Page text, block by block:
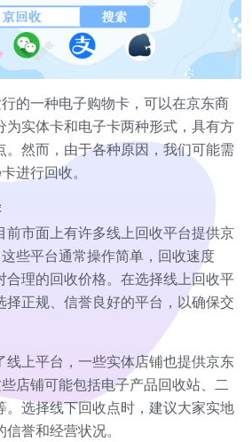
的一种电子购物卡，可以在京东商
为实体卡和电子卡两种形式，具有方
。然而，由于各种原因，我们可能需
进行回收。
前市面上有许多线上回收平台提供京
些平台通常操作简单，回收速度
合理的回收价格。在选择线上回收平
择正规、信誉良好的平台，以确保交
线上平台，一些实体店铺也提供京东
店铺可能包括电子产品回收站、二
。选择线下回收点时，建议大家实地
誉和经营状况。